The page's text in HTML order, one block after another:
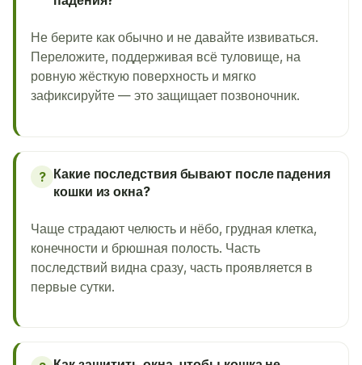
Не берите как обычно и не давайте извиваться.
Переложите, поддерживая всё туловище, на
ровную жёсткую поверхность и мягко
зафиксируйте — это защищает позвоночник.
? Какие последствия бывают после падения
кошки из окна?
Чаще страдают челюсть и нёбо, грудная клетка,
конечности и брюшная полость. Часть
последствий видна сразу, часть проявляется в
первые сутки.